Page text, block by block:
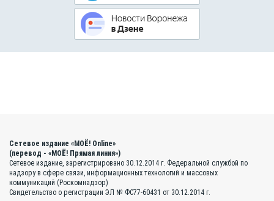
Сетевое издание «МОЁ! Online»
(перевод - «МОЁ! Прямая линия»)
Сетевое издание, зарегистрировано 30.12.2014 г. Федеральной службой по
надзору в сфере связи, информационных технологий и массовых
коммуникаций (Роскомнадзор)
Свидетельство о регистрации ЭЛ № ФС77-60431 от 30.12.2014 г.